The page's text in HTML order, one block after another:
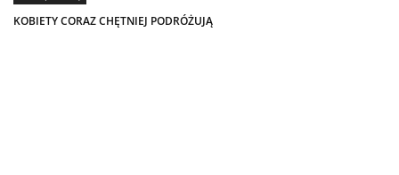
KOBIETY CORAZ CHĘTNIEJ PODRÓŻUJĄ